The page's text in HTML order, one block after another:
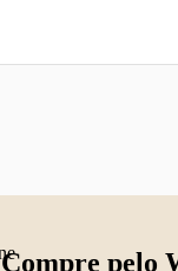
Compre pelo